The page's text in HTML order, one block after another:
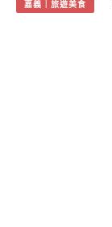
嘉義｜旅遊美食